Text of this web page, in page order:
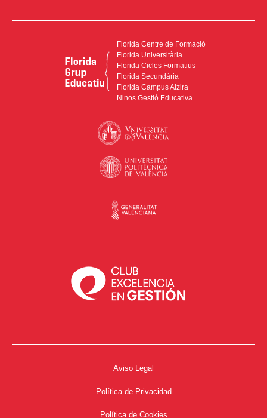
Florida Centre de Formació
Florida Universitària
Florida Cicles Formatius
Florida Secundària
Florida Campus Alzira
Ninos Gestió Educativa
Aviso Legal
Política de Privacidad
Política de Cookies